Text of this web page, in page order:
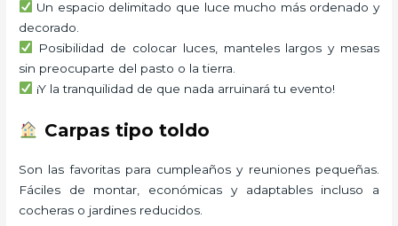
Un espacio delimitado que luce mucho más ordenado y
decorado.
Posibilidad de colocar luces, manteles largos y mesas
sin preocuparte del pasto o la tierra.
¡Y la tranquilidad de que nada arruinará tu evento!
Carpas tipo toldo
Son las favoritas para cumpleaños y reuniones pequeñas.
Fáciles de montar, económicas y adaptables incluso a
cocheras o jardines reducidos.